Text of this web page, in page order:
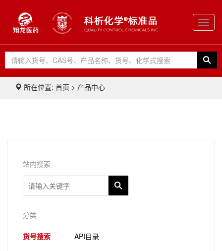
所在位置: 首页 > 产品中心
站内搜索
分类
货号搜索 API目录